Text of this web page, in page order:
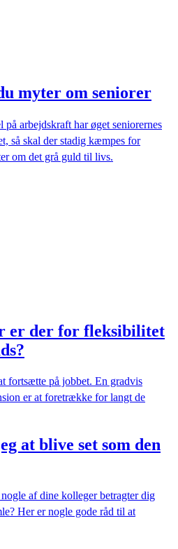
myter om seniorer
på arbejdskraft har øget seniorernes
så skal der stadig kæmpes for
om det grå guld til livs.
er der for fleksibilitet
fortsætte på jobbet. En gradvis
er at foretrække for langt de
at blive set som den
af dine kolleger betragter dig
Her er nogle gode råd til at